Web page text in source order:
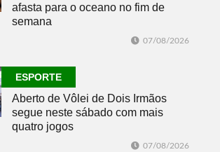
afasta para o oceano no fim de
semana
07/08/2026
ESPORTE
Aberto de Vôlei de Dois Irmãos
segue neste sábado com mais
quatro jogos
07/08/2026